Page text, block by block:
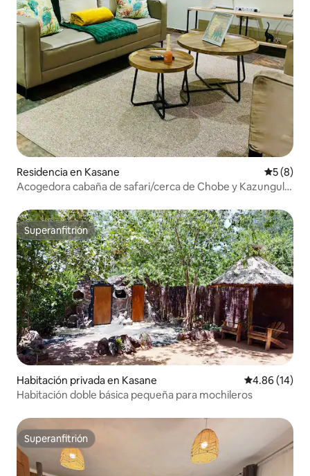
Residencia en Kasane
5 (8)
Acogedora cabaña de safari/cerca de Chobe y Kazungula
Superanfitrión
Superanfitrión
Habitación privada en Kasane Calificación
4.86 (14)
Habitación doble básica pequeña para mochileros
Superanfitrión
Superanfitrión